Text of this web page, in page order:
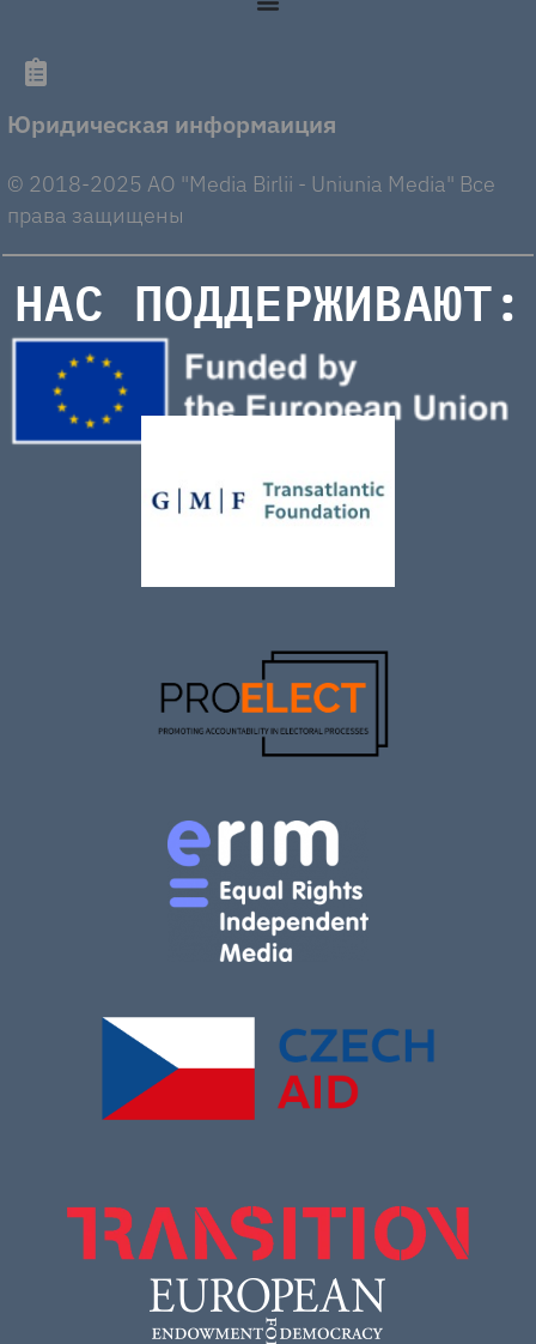
Юридическая информаиция
© 2018-2025 AO "Media Birlii - Uniunia Media" Все
права защищены
НАС ПОДДЕРЖИВАЮТ: